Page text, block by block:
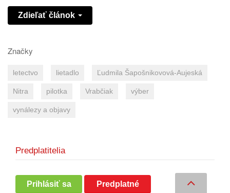
Zdieľať článok
Značky
letectvo lietadlo Ľudmila Šapošnikovová-Aujeská
Nitra pilotka Vrabčiak výber
vynálezy a objavy
Predplatitelia
Prihlásiť sa Predplatné